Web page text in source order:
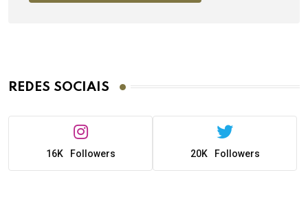
REDES SOCIAIS
16K Followers 20K Followers